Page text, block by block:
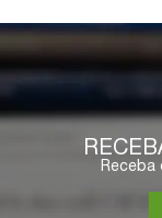
Receba